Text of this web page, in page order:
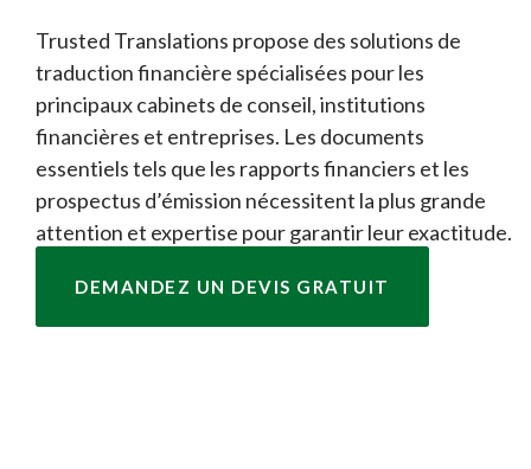
Trusted Translations propose des solutions de
traduction financière spécialisées pour les
principaux cabinets de conseil, institutions
financières et entreprises. Les documents
essentiels tels que les rapports financiers et les
prospectus d’émission nécessitent la plus grande
attention et expertise pour garantir leur exactitude.
DEMANDEZ UN DEVIS GRATUIT